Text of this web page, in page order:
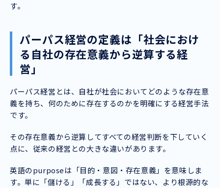
す。
パーパス経営の定義は「社会におけ
る自社の存在意義から逆算する経
営」
パーパス経営とは、自社が社会においてどのような存在意
義を持ち、何のために存在するのかを明確にする経営手法
です。
その存在意義から逆算してすべての経営判断を下していく
点に、従来の経営との大きな違いがあります。
英語のpurposeは「目的・意図・存在意義」を意味しま
す。単に「儲ける」「成長する」ではない、より根源的な